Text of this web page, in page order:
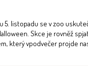
5. listopadu se v zoo
Skce je rovněž
který vpodvečer projde